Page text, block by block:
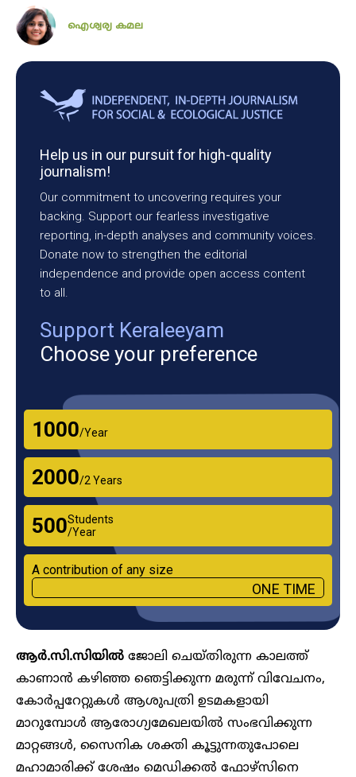
ഐശ്വര്യ കമല
Help us in our pursuit for high-quality
journalism!
Our commitment to uncovering requires your
backing. Support our fearless investigative
reporting, in-depth analyses and community voices.
Donate now to strengthen the editorial
independence and provide open access content
to all.
Support Keraleeyam
Choose your preference
₹1000/Year
₹2000/2 Years
₹500Students
/Year
A contribution of any size
ONE TIME
ആർ.സി.സിയിൽ ജോലി ചെയ്തിരുന്ന കാലത്ത്
കാണാൻ കഴിഞ്ഞ ഞെട്ടിക്കുന്ന മരുന്ന് വിവേചനം,
കോർപ്പറേറ്റുകൾ ആശുപത്രി ഉടമകളായി
മാറുമ്പോൾ ആരോ​ഗ്യമേഖലയിൽ സംഭവിക്കുന്ന
മാറ്റങ്ങൾ, സൈനിക ശക്തി കൂട്ടുന്നതുപോലെ
മഹാമാരിക്ക് ശേഷം മെഡിക്കൽ ഫോഴ്സിനെ